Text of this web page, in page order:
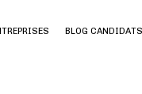
BLOG CANDIDATS